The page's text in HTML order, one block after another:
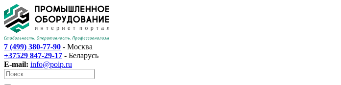
7 (499) 380-77-90 - Москва
+37529 847-29-17 - Беларусь
E-mail: info@poip.ru